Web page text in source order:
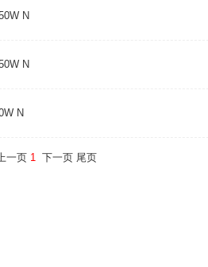
N
N
N
一页 1 下一页 尾页